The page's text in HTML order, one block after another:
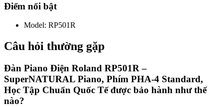
Điểm nổi bật
Model: RP501R
Câu hỏi thường gặp
Đàn Piano Điện Roland RP501R –
SuperNATURAL Piano, Phím PHA-4 Standard,
Học Tập Chuẩn Quốc Tế được bảo hành như thế
nào?